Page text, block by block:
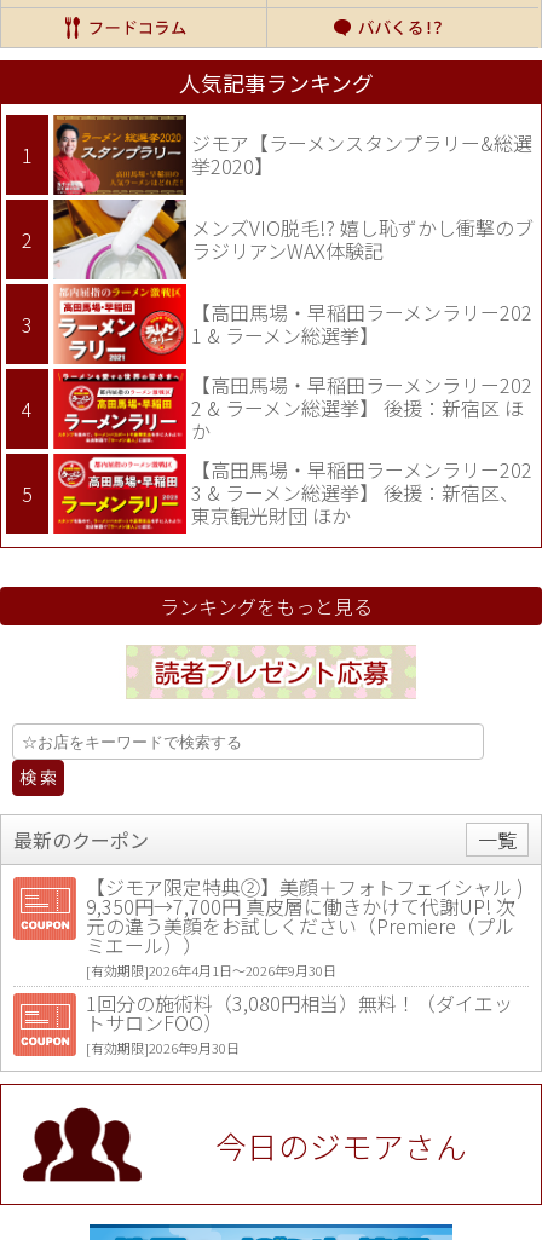
人気記事ランキング
ジモア【ラーメンスタンプラリー&総選
挙2020】
メンズVIO脱毛!? 嬉し恥ずかし衝撃のブ
ラジリアンWAX体験記
【高田馬場・早稲田ラーメンラリー202
1 & ラーメン総選挙】
【高田馬場・早稲田ラーメンラリー202
2 & ラーメン総選挙】 後援：新宿区 ほ
か
【高田馬場・早稲田ラーメンラリー202
3 & ラーメン総選挙】 後援：新宿区、
東京観光財団 ほか
ランキングをもっと見る
最新のクーポン
一覧
【ジモア限定特典②】美顔＋フォトフェイシャル )
9,350円→7,700円 真皮層に働きかけて代謝UP! 次
元の違う美顔をお試しください（Premiere（プル
ミエール））
[有効期限]2026年4月1日〜2026年9月30日
1回分の施術料（3,080円相当）無料！（ダイエッ
トサロンFOO）
[有効期限]2026年9月30日
値段提示後「ジモア見た」で更に買い取り金額 U
P！※チケットと新品商品は除く（大黒屋 高田馬場
駅前店）
[有効期限]2026年9月30日
★ジモア限定特典★ お会計より全品5％OFF（ナチ
ュラル＆ハンドメイドショップ［マキマキ］）
[有効期限]2026年9月30日まで
今日のジモアさん